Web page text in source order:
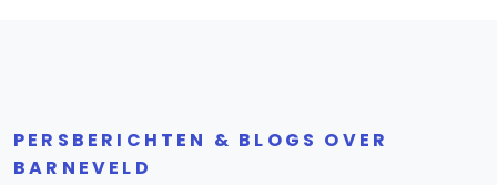
PERSBERICHTEN & BLOGS OVER
BARNEVELD